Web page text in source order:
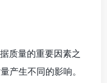
质量的重要因素之
产生不同的影响。